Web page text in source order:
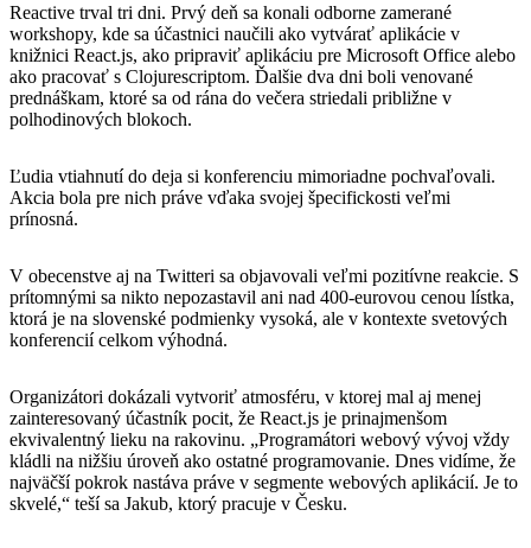
Reactive trval tri dni. Prvý deň sa konali odborne zamerané
workshopy, kde sa účastnici naučili ako vytvárať aplikácie v
knižnici React.js, ako pripraviť aplikáciu pre Microsoft Office alebo
ako pracovať s Clojurescriptom. Ďalšie dva dni boli venované
prednáškam, ktoré sa od rána do večera striedali približne v
polhodinových blokoch.
Ľudia vtiahnutí do deja si konferenciu mimoriadne pochvaľovali.
Akcia bola pre nich práve vďaka svojej špecifickosti veľmi
prínosná.
V obecenstve aj na Twitteri sa objavovali veľmi pozitívne reakcie. S
prítomnými sa nikto nepozastavil ani nad 400-eurovou cenou lístka,
ktorá je na slovenské podmienky vysoká, ale v kontexte svetových
konferencií celkom výhodná.
Organizátori dokázali vytvoriť atmosféru, v ktorej mal aj menej
zainteresovaný účastník pocit, že React.js je prinajmenšom
ekvivalentný lieku na rakovinu. „Programátori webový vývoj vždy
kládli na nižšiu úroveň ako ostatné programovanie. Dnes vidíme, že
najväčší pokrok nastáva práve v segmente webových aplikácií. Je to
skvelé,“ teší sa Jakub, ktorý pracuje v Česku.